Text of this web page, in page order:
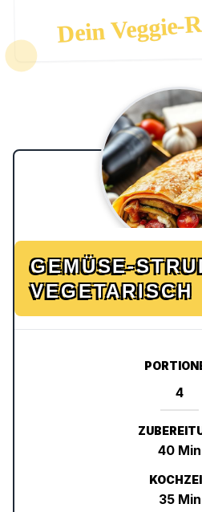
Dein Veggie-
GEMÜSE-
VEGETARISCH
40 Min
35Min